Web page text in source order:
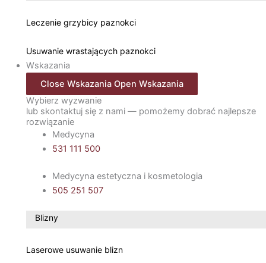
Leczenie grzybicy paznokci
Usuwanie wrastających paznokci
Wskazania
Close Wskazania Open Wskazania
Wybierz wyzwanie
lub skontaktuj się z nami — pomożemy dobrać najlepsze
rozwiązanie
Medycyna
531 111 500
Medycyna estetyczna i kosmetologia
505 251 507
Blizny
Laserowe usuwanie blizn